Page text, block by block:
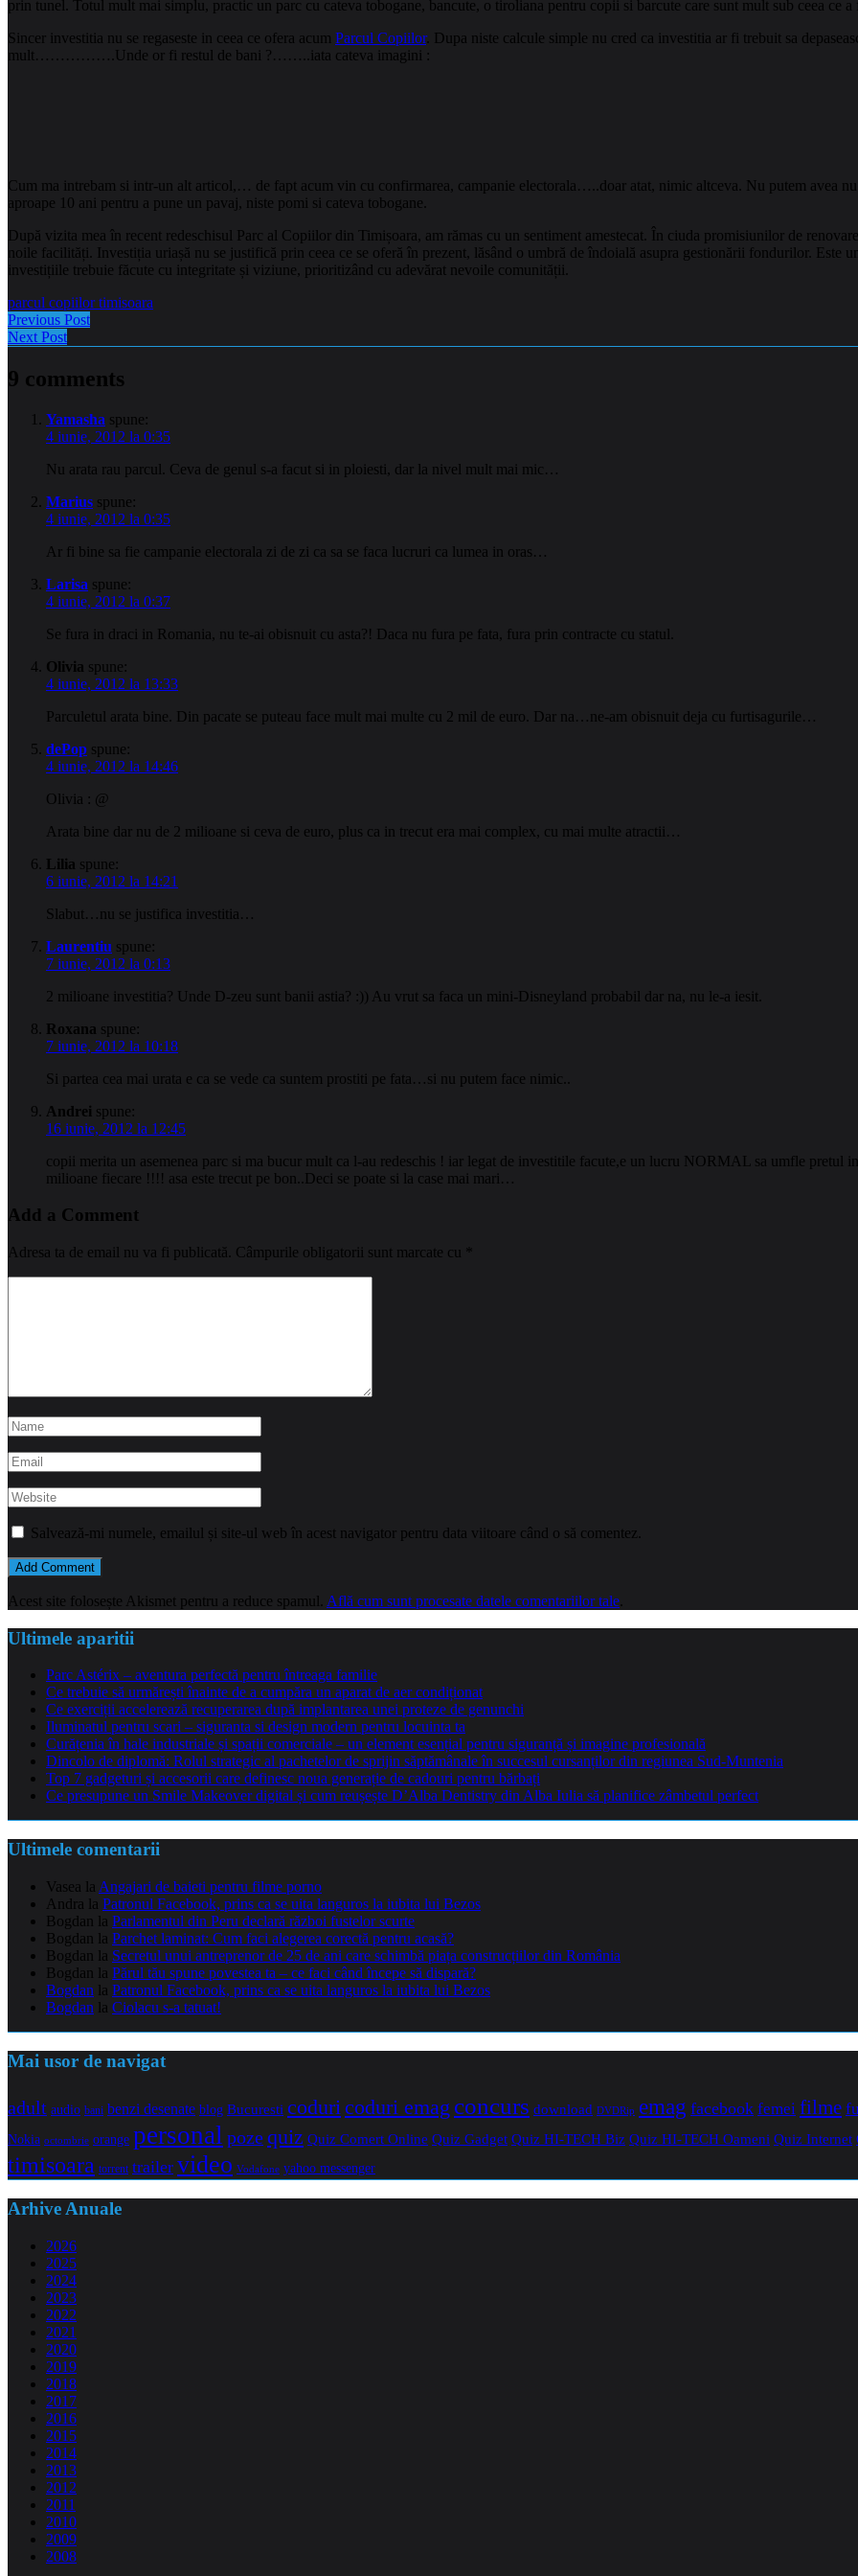
prin tunel. Totul mult mai simplu, practic un parc cu cateva tobogane, bancute, o tiroliana pentru copii si barcute care sunt mult sub ceea ce a
Sincer investitia nu se regaseste in ceea ce ofera acum Parcul Copiilor. Dupa niste calcule simple nu cred ca investitia ar fi trebuit sa
mult…………….Unde or fi restul de bani ?……..iata cateva imagini :
Cum ma intrebam si intr-un alt articol,… de fapt acum vin cu confirmarea, campanie electorala…..doar atat, nimic altceva. Nu putem avea
aproape 10 ani pentru a pune un pavaj, niste pomi si cateva tobogane.
După vizita mea în recent redeschisul Parc al Copiilor din Timișoara, am rămas cu un sentiment amestecat. În ciuda promisiunilor de
noile facilități. Investiția uriașă nu se justifică prin ceea ce se oferă în prezent, lăsând o umbră de îndoială asupra gestionării fondurilor. Este
investițiile trebuie făcute cu integritate și viziune, prioritizând cu adevărat nevoile comunității.
parcul copiilor timisoara
Previous Post
Next Post
9 comments
Yamasha spune:
4 iunie, 2012 la 0:35
Nu arata rau parcul. Ceva de genul s-a facut si in ploiesti, dar la nivel mult mai mic…
Marius spune:
4 iunie, 2012 la 0:35
Ar fi bine sa fie campanie electorala zi de zi ca sa se faca lucruri ca lumea in oras…
Larisa spune:
4 iunie, 2012 la 0:37
Se fura in draci in Romania, nu te-ai obisnuit cu asta?! Daca nu fura pe fata, fura prin contracte cu statul.
Olivia spune:
4 iunie, 2012 la 13:33
Parculetul arata bine. Din pacate se puteau face mult mai multe cu 2 mil de euro. Dar na…ne-am obisnuit deja cu furtisagurile…
dePop spune:
4 iunie, 2012 la 14:46
Olivia : @
Arata bine dar nu de 2 milioane si ceva de euro, plus ca in trecut era mai complex, cu mai multe atractii…
Lilia spune:
6 iunie, 2012 la 14:21
Slabut…nu se justifica investitia…
Laurentiu spune:
7 iunie, 2012 la 0:13
2 milioane investitia? Unde D-zeu sunt banii astia? :)) Au vrut sa faca un mini-Disneyland probabil dar na, nu le-a iesit.
Roxana spune:
7 iunie, 2012 la 10:18
Si partea cea mai urata e ca se vede ca suntem prostiti pe fata…si nu putem face nimic..
Andrei spune:
16 iunie, 2012 la 12:45
copii merita un asemenea parc si ma bucur mult ca l-au redeschis ! iar legat de investitile facute,e un lucru NORMAL sa umfle pretul
milioane fiecare !!!! asa este trecut pe bon..Deci se poate si la case mai mari…
Add a Comment
Adresa ta de email nu va fi publicată. Câmpurile obligatorii sunt marcate cu
Salvează-mi numele, emailul și site-ul web în acest navigator pentru data viitoare când o să comentez.
Acest site folosește Akismet pentru a reduce spamul. Află cum sunt procesate datele comentariilor tale
Ultimele aparitii
Parc Astérix – aventura perfectă pentru întreaga familie
Ce trebuie să urmărești înainte de a cumpăra un aparat de aer condiționat
Ce exerciții accelerează recuperarea după implantarea unei proteze de genunchi
Iluminatul pentru scari – siguranta si design modern pentru locuinta ta
Curățenia în hale industriale și spații comerciale – un element esențial pentru siguranță și imagine profesională
Dincolo de diplomă: Rolul strategic al pachetelor de sprijin săptămânale în succesul cursanților din regiunea Sud-Muntenia
Top 7 gadgeturi și accesorii care definesc noua generație de cadouri pentru bărbați
Ce presupune un Smile Makeover digital și cum reușește D’Alba Dentistry din Alba Iulia să planifice zâmbetul perfect
Ultimele comentarii
Vasea la Angajari de baieti pentru filme porno
Andra la Patronul Facebook, prins ca se uita languros la iubita lui Bezos
Bogdan la Parlamentul din Peru declară război fustelor scurte
Bogdan la Parchet laminat: Cum faci alegerea corectă pentru acasă?
Bogdan la Secretul unui antreprenor de 25 de ani care schimbă piața construcțiilor din România
Bogdan la Părul tău spune povestea ta – ce faci când începe să dispară?
Bogdan la Patronul Facebook, prins ca se uita languros la iubita lui Bezos
Bogdan la Ciolacu s-a tatuat!
Mai usor de navigat
adult audio bani benzi desenate blog Bucuresti coduricoduri emag concurs download DVDRip emag facebook femei filme
Nokia octombrie orange personal pozequiz Quiz Comert Online Quiz Gadget Quiz HI-TECH Biz Quiz HI-TECH Oameni Quiz Internet
timisoara torrent trailer video Vodafone yahoo messenger
Arhive Anuale
2026
2025
2024
2023
2022
2021
2020
2019
2018
2017
2016
2015
2014
2013
2012
2011
2010
2009
2008